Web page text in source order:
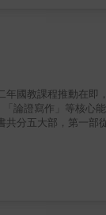
論證寫作」等核心
方法，整理出易懂